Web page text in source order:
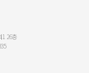
1 26층